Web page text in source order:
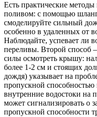
Есть практические
поливом: с помощью
смоделируйте сильный
особенно в удаленных от
Наблюдайте, успевает ли
переливы. Второй способ
силы осмотреть крышу:
более 1-2 см и стоящих
дождя) указывает на
пропускной
внутренние водостоки на
может сигнализировать о
пропускной способности